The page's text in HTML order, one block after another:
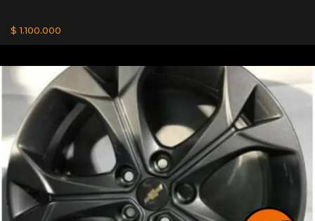
$ 1.100.000